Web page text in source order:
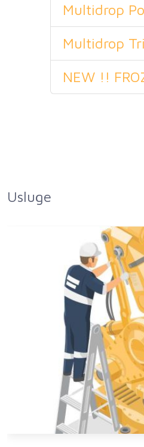
Multidrop
Multidrop
NEW !!
Usluge